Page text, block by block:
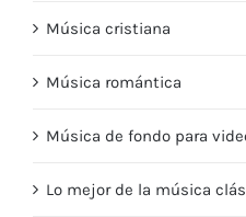
Música cristiana
Música romántica
Música de fondo para
Lo mejor de la música